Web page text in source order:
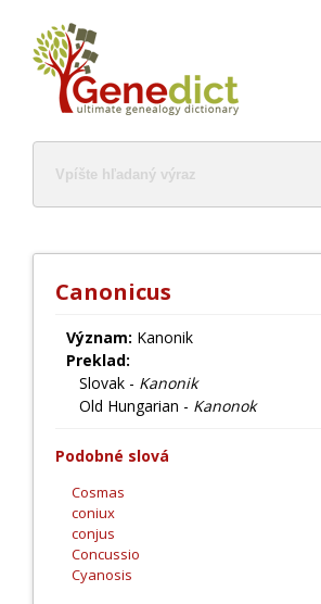
Canonicus
Význam: Kanonik
Preklad:
Slovak - Kanonik
Old Hungarian - Kanonok
Podobné slová
Cosmas
coniux
conjus
Concussio
Cyanosis